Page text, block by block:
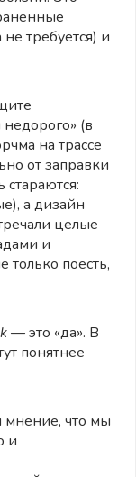
требуется) и
(в
на трассе
от заправки
а дизайн
целые
и
только поесть,
— это «да». В
понятнее
мнение, что мы
и